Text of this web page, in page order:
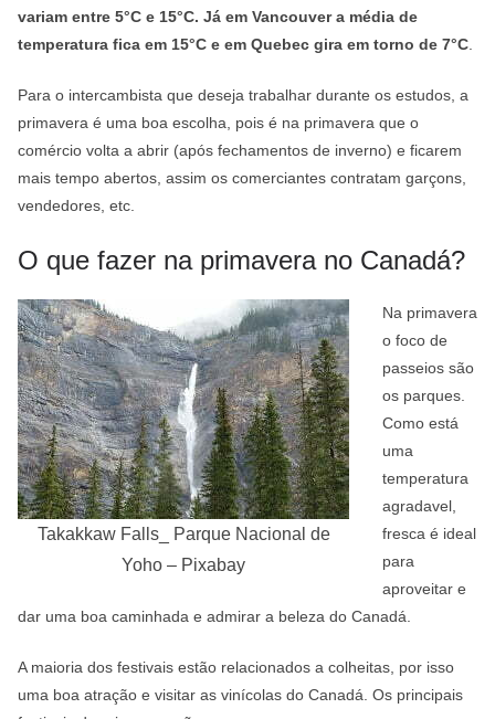
variam entre 5°C e 15°C. Já em Vancouver a média de
temperatura fica em 15°C e em Quebec gira em torno de 7°C
Para o intercambista que deseja trabalhar durante os estudos, a
primavera é uma boa escolha, pois é na primavera que o
comércio volta a abrir (após fechamentos de inverno) e ficarem
mais tempo abertos, assim os comerciantes contratam garçons,
vendedores, etc.
O que fazer na primavera no Canadá?
Takakkaw Falls_ Parque Nacional de
Yoho – Pixabay
Na primavera
o foco de
passeios são
os parques.
Como está
uma
temperatura
agradavel,
fresca é ideal
para
aproveitar e
dar uma boa caminhada e admirar a beleza do Canadá.
A maioria dos festivais estão relacionados a colheitas, por isso
uma boa atração e visitar as vinícolas do Canadá. Os principais